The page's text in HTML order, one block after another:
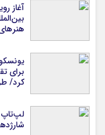
آغاز
برای
کرد/
شارژدهی ۱۸ ساعته